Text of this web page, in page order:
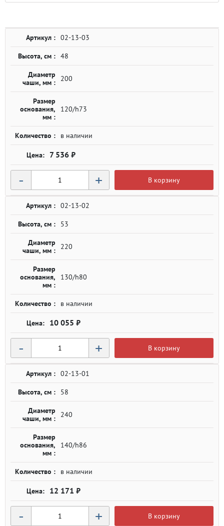
Артикул : 02-13-03
Высота, см : 48
Диаметр
чаши, мм :
200
Размер
основания,
мм :
120/h73
Количество : в наличии
7 536 ₽
- + В корзину
Артикул : 02-13-02
Высота, см : 53
Диаметр
чаши, мм :
220
Размер
основания,
мм :
130/h80
Количество : в наличии
10 055 ₽
- + В корзину
Артикул : 02-13-01
Высота, см : 58
Диаметр
чаши, мм :
240
Размер
основания,
мм :
140/h86
Количество : в наличии
12 171 ₽
- + В корзину